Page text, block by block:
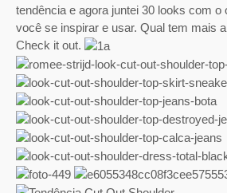
tendência e agora juntei 30 looks com o
você se inspirar e usar. Qual tem mais
Check it out.